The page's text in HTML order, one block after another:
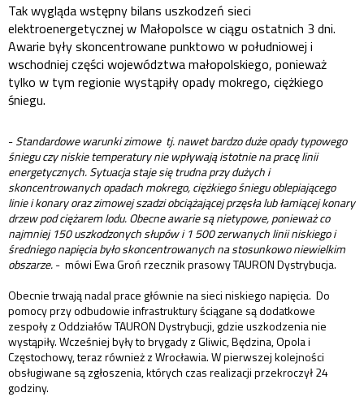
Tak wygląda wstępny bilans uszkodzeń sieci
elektroenergetycznej w Małopolsce w ciągu ostatnich 3 dni.
Awarie były skoncentrowane punktowo w południowej i
wschodniej części województwa małopolskiego, ponieważ
tylko w tym regionie wystąpiły opady mokrego, ciężkiego
śniegu.
-Standardowe warunki zimowe tj. nawet bardzo duże opady typowego
śniegu czy niskie temperatury nie wpływają istotnie na pracę linii
energetycznych. Sytuacja staje się trudna przy dużych i
skoncentrowanych opadach mokrego, ciężkiego śniegu oblepiającego
linie i konary oraz zimowej szadzi obciążającej przęsła lub łamiącej konary
drzew pod ciężarem lodu. Obecne awarie są nietypowe, ponieważ co
najmniej 150 uszkodzonych słupów i 1 500 zerwanych linii niskiego i
średniego napięcia było skoncentrowanych na stosunkowo niewielkim
obszarze.- mówi Ewa Groń rzecznik prasowy TAURON Dystrybucja.
Obecnie trwają nadal prace głównie na sieci niskiego napięcia. Do
pomocy przy odbudowie infrastruktury ściągane są dodatkowe
zespoły z Oddziałów TAURON Dystrybucji, gdzie uszkodzenia nie
wystąpiły. Wcześniej były to brygady z Gliwic, Będzina, Opola i
Częstochowy, teraz również z Wrocławia. W pierwszej kolejności
obsługiwane są zgłoszenia, których czas realizacji przekroczył 24
godziny.